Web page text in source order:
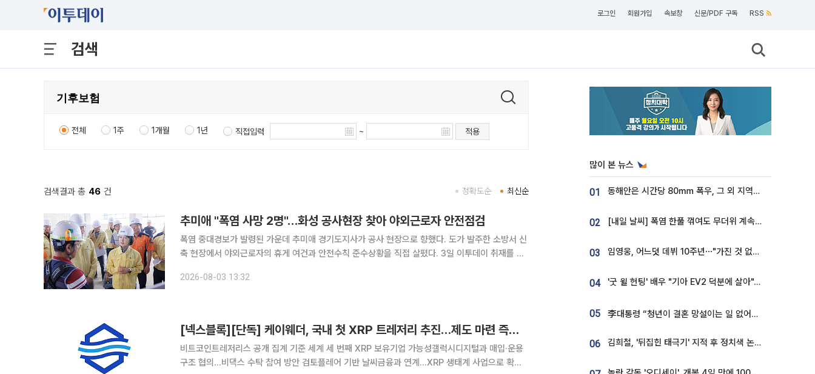
로그인 회원가입 속보창 신문/PDF 구독 RSS
검색
전체 1주 1개월 1년 직접입력 ~ 적용
검색결과 총 46 건 최신순
정확도순
추미애 "폭염 사망 2명"…화성 공사현장 찾아 야외근로자 안전점검
폭염 중대경보가 발령된 가운데 추미애 경기도지사가 공사 현장으로 향했다. 도가 발주한 소방서 신
축 현장에서 야외근로자의 휴게 여건과 안전수칙 준수상황을 직접 살폈다. 3일 이투데이 취재를 종
보고받고 건축현장의 안전을 확인했다. 이어 현장 근로자 20여 명을 만나
2026-08-03 13:32
[넥스블록][단독] 케이웨더, 국내 첫 XRP 트레저리 추진…제도 마련 즉시 실행 준비
비트코인트레저리스 공개 집계 기준 세계 세 번째 XRP 보유기업 가능성갤럭시디지털과 매입·운용
구조 협의…비댁스 수탁 참여 방안 검토플레어 기반 날씨금융과 연계...XRP 생태계 사업으로 확장
많이 본 뉴스
01 동해안은 시간당 80㎜ 폭우, 그 외 지역은 폭염…‘극과 극 날씨’
02 [내일 날씨] 폭염 한풀 꺾여도 무더위 계속⋯동해안 이틀 연속 비
03 임영웅, 어느덧 데뷔 10주년⋯"가진 것 없던 시절, 내 앞엔 20명의 팬뿐"
04 '굿 윌 헌팅' 배우 "기아 EV2 덕분에 살아"…교통사고 후 안전성 극찬
05 李대통령 “청년이 결혼 망설이는 일 없어야...제도상 불이익 조사”
06 김희철, '뒤집힌 태극기' 지적 후 정치색 논란…"좌우 떠나 우리나라 국기"